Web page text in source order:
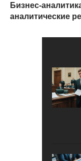
Бизнес-
аналитические